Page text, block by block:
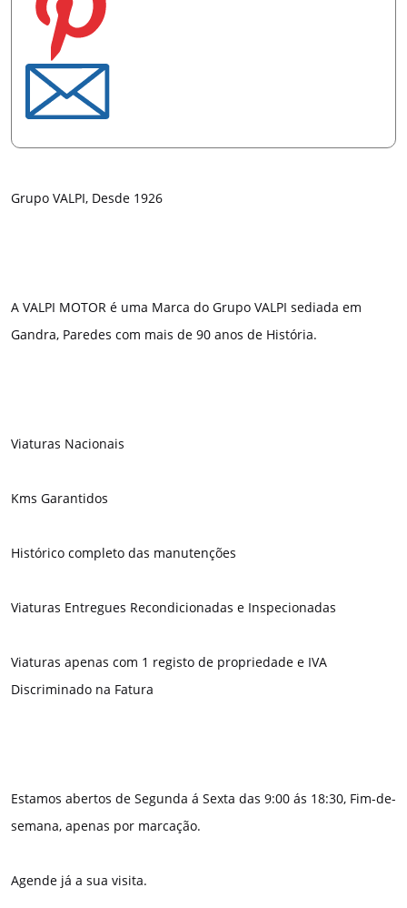
Grupo VALPI, Desde 1926
A VALPI MOTOR é uma Marca do Grupo VALPI sediada em
Gandra, Paredes com mais de 90 anos de História.
Viaturas Nacionais
Kms Garantidos
Histórico completo das manutenções
Viaturas Entregues Recondicionadas e Inspecionadas
Viaturas apenas com 1 registo de propriedade e IVA
Discriminado na Fatura
Estamos abertos de Segunda á Sexta das 9:00 ás 18:30, Fim-de-
semana, apenas por marcação.
Agende já a sua visita.